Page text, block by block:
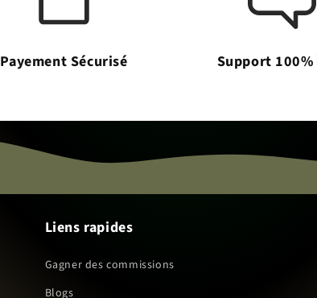
Payement Sécurisé Support
Liens rapides
Gagner des commissions
Blogs